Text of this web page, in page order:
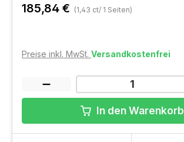
185,84 € (1,43 ct/ 1 Seiten)
Preise inkl. MwSt. Versandkostenfrei
In den Warenkorb